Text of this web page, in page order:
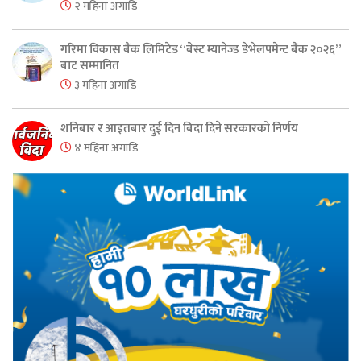
२ महिना अगाडि
गरिमा विकास बैंक लिमिटेड “बेस्ट म्यानेज्ड डेभेलपमेन्ट बैंक २०२६”
बाट सम्मानित
३ महिना अगाडि
शनिबार र आइतबार दुई दिन बिदा दिने सरकारको निर्णय
४ महिना अगाडि